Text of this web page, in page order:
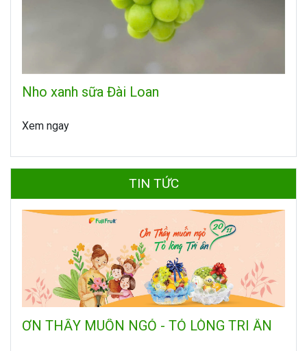
Nho xanh sữa Đài Loan
Xem ngay
TIN TỨC
ƠN THẦY MUỐN NGỎ - TỎ LÒNG TRI ÂN